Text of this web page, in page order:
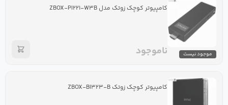
موجود نیست
کامپیوتر کوچک زوتک مدل ZBOX-PI۲۲۱-W۳B
ناموجود
کامپیوتر کوچک زوتک ZBOX-BI۳۲۳-B